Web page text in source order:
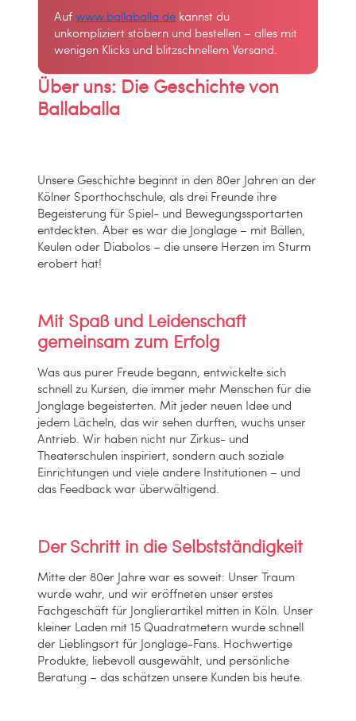
Aufwww.ballaballa.de kannst du
unkompliziert stöbern und bestellen – alles mit
wenigen Klicks und blitzschnellem Versand.
Unsere Geschichte beginnt in den 80er Jahren an der
Kölner Sporthochschule, als drei Freunde ihre
Begeisterung für Spiel- und Bewegungssportarten
entdeckten. Aber es war die Jonglage – mit Bällen,
Keulen oder Diabolos – die unsere Herzen im Sturm
erobert hat!
Über uns: Die Geschichte von
Ballaballa
Mit Spaß und Leidenschaft
gemeinsam zum Erfolg
Was aus purer Freude begann, entwickelte sich
schnell zu Kursen, die immer mehr Menschen für die
Jonglage begeisterten. Mit jeder neuen Idee und
jedem Lächeln, das wir sehen durften, wuchs unser
Antrieb. Wir haben nicht nur Zirkus- und
Theaterschulen inspiriert, sondern auch soziale
Einrichtungen und viele andere Institutionen – und
das Feedback war überwältigend.
Der Schritt in die Selbstständigkeit
Mitte der 80er Jahre war es soweit: Unser Traum
wurde wahr, und wir eröffneten unser erstes
Fachgeschäft für Jonglierartikel mitten in Köln. Unser
kleiner Laden mit 15 Quadratmetern wurde schnell
der Lieblingsort für Jonglage-Fans. Hochwertige
Produkte, liebevoll ausgewählt, und persönliche
Beratung – das schätzen unsere Kunden bis heute.